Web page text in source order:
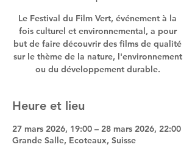
Le Festival du Film Vert, événement à la
fois culturel et environnemental, a pour
but de faire découvrir des films de qualité
sur le thème de la nature, l'environnement
ou du développement durable.
Heure et lieu
27 mars 2026, 19:00 – 28 mars 2026, 22:00
Grande Salle, Ecoteaux, Suisse